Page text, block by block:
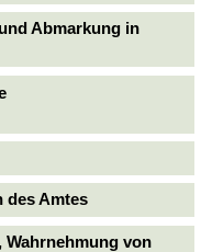
Abmarkung in
des Amtes
von